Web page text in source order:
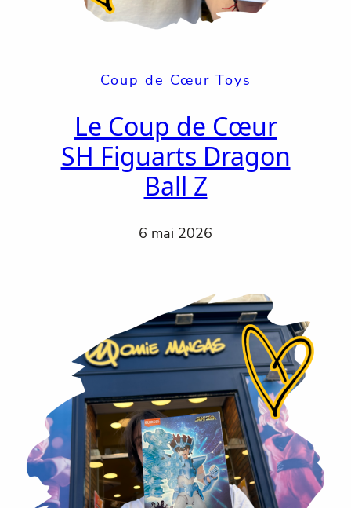
Coup de Cœur Toys
Le Coup de Cœur
SH Figuarts Dragon
Ball Z
6 mai 2026